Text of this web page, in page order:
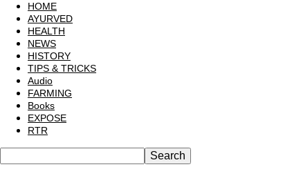
HOME
AYURVED
HEALTH
NEWS
HISTORY
TIPS & TRICKS
Audio
FARMING
Books
EXPOSE
RTR